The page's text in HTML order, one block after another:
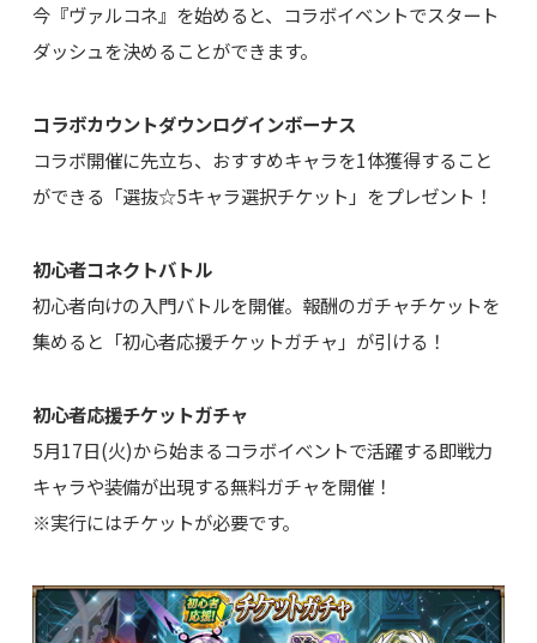
今『ヴァルコネ』を始めると、コラボイベントでスタート
ダッシュを決めることができます。
コラボカウントダウンログインボーナス
コラボ開催に先立ち、おすすめキャラを1体獲得すること
ができる「選抜☆5キャラ選択チケット」をプレゼント！
初心者コネクトバトル
初心者向けの入門バトルを開催。報酬のガチャチケットを
集めると「初心者応援チケットガチャ」が引ける！
初心者応援チケットガチャ
5月17日(火)から始まるコラボイベントで活躍する即戦力
キャラや装備が出現する無料ガチャを開催！
※実行にはチケットが必要です。